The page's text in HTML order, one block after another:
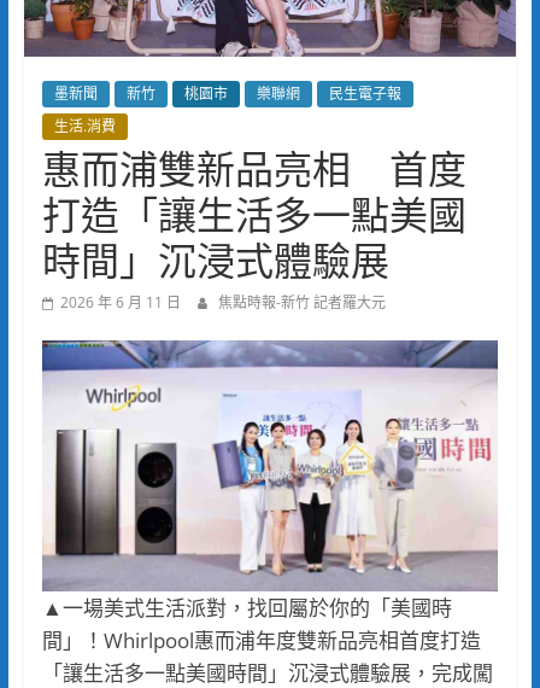
墨新聞 新竹 桃園市 樂聯網
民生電子報
生活.消費
惠而浦雙新品亮相 首度
打造「讓生活多一點美國
時間」沉浸式體驗展
2026 年 6 月 11 日 焦點時報-新竹 記者羅大元
▲一場美式生活派對，找回屬於你的「美國時
間」！Whirlpool惠而浦年度雙新品亮相首度打造
「讓生活多一點美國時間」沉浸式體驗展，完成闖